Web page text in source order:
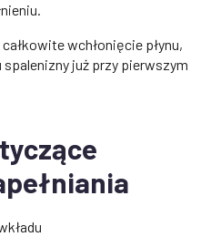
wchłonięcie płynu,
już przy pierwszym